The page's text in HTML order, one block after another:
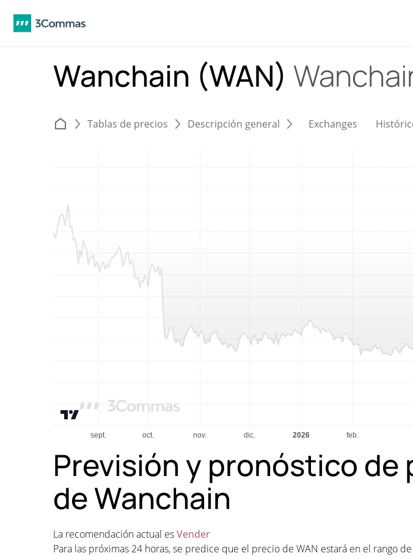
Wanchain (WAN)
Tablas de precios Descripción general Exchanges
Previsión y pronóstico de
de Wanchain
La recomendación actual esVender
Para las próximas 24 horas, se predice que el precio de WAN estará en el rango